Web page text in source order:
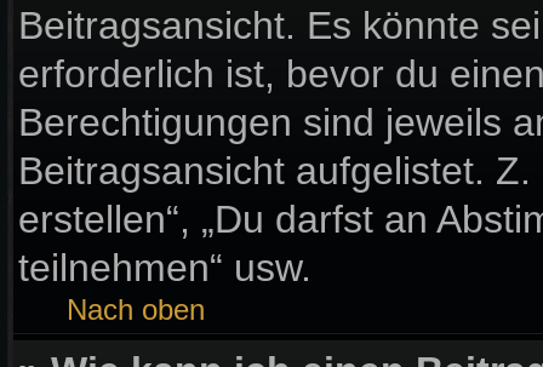
Beitragsansicht. Es könnte
erforderlich ist, bevor du
Berechtigungen sind jeweils
Beitragsansicht aufgelistet.
erstellen“, „Du darfst an
teilnehmen“ usw.
Nach oben